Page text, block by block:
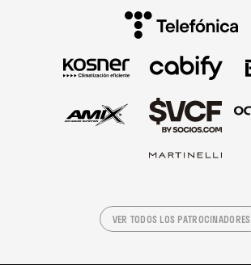
VER TODOS LOS PATROCINADORES